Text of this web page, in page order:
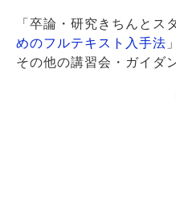
「卒論・研究きちんとス
めのフルテキスト入手法
その他の講習会・ガイダ